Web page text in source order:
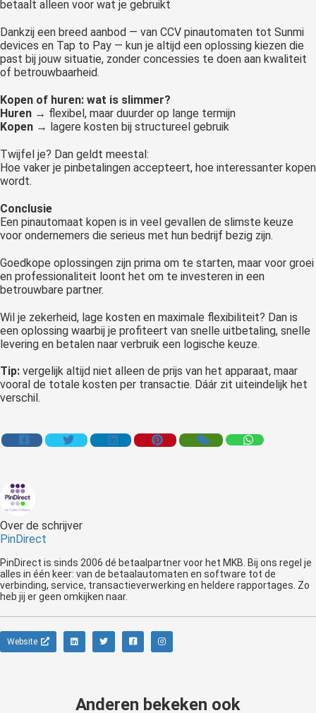
betaalt alleen voor wat je gebruikt
Dankzij een breed aanbod — van CCV pinautomaten tot Sunmi
devices en Tap to Pay — kun je altijd een oplossing kiezen die
past bij jouw situatie, zonder concessies te doen aan kwaliteit
of betrouwbaarheid.
Kopen of huren: wat is slimmer?
Huren → flexibel, maar duurder op lange termijn
Kopen → lagere kosten bij structureel gebruik
Twijfel je? Dan geldt meestal:
Hoe vaker je pinbetalingen accepteert, hoe interessanter kopen
wordt.
Conclusie
Een pinautomaat kopen is in veel gevallen de slimste keuze
voor ondernemers die serieus met hun bedrijf bezig zijn.
Goedkope oplossingen zijn prima om te starten, maar voor groei
en professionaliteit loont het om te investeren in een
betrouwbare partner.
Wil je zekerheid, lage kosten en maximale flexibiliteit? Dan is
een oplossing waarbij je profiteert van snelle uitbetaling, snelle
levering en betalen naar verbruik een logische keuze.
Tip: vergelijk altijd niet alleen de prijs van het apparaat, maar
vooral de totale kosten per transactie. Dáár zit uiteindelijk het
verschil.
Over de schrijver
PinDirect
PinDirect is sinds 2006 dé betaalpartner voor het MKB. Bij ons regel je
alles in één keer: van de betaalautomaten en software tot de
verbinding, service, transactieverwerking en heldere rapportages. Zo
Website
Anderen bekeken ook